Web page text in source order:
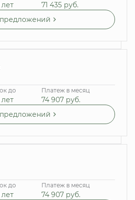
71 435 руб.
до Платеж в месяц
74 907 руб.
до Платеж в месяц
74 907 руб.